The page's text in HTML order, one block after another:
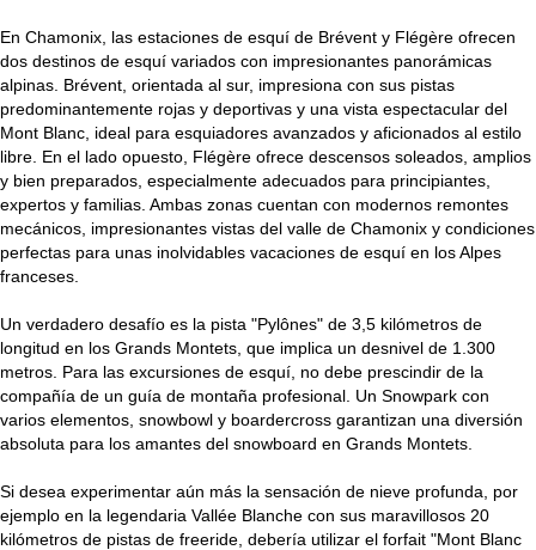
En Chamonix, las estaciones de esquí de Brévent y Flégère ofrecen
dos destinos de esquí variados con impresionantes panorámicas
alpinas. Brévent, orientada al sur, impresiona con sus pistas
predominantemente rojas y deportivas y una vista espectacular del
Mont Blanc, ideal para esquiadores avanzados y aficionados al estilo
libre. En el lado opuesto, Flégère ofrece descensos soleados, amplios
y bien preparados, especialmente adecuados para principiantes,
expertos y familias. Ambas zonas cuentan con modernos remontes
mecánicos, impresionantes vistas del valle de Chamonix y condiciones
perfectas para unas inolvidables vacaciones de esquí en los Alpes
franceses.
Un verdadero desafío es la pista "Pylônes" de 3,5 kilómetros de
longitud en los Grands Montets, que implica un desnivel de 1.300
metros. Para las excursiones de esquí, no debe prescindir de la
compañía de un guía de montaña profesional. Un Snowpark con
varios elementos, snowbowl y boardercross garantizan una diversión
absoluta para los amantes del snowboard en Grands Montets.
Si desea experimentar aún más la sensación de nieve profunda, por
ejemplo en la legendaria Vallée Blanche con sus maravillosos 20
kilómetros de pistas de freeride, debería utilizar el forfait "Mont Blanc